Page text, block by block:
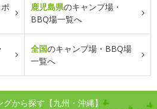
鹿児島県のキャンプ場・
BBQ場一覧へ
全国のキャンプ場・BBQ場
一覧へ
から探す【九州・沖縄】